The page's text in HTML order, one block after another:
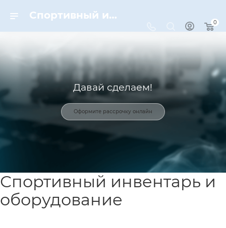
Спортивный инвентарь и оборудование для спорта в Москве | Dynamic-Sport
0
Давай сделаем!
Оформите рассрочку онлайн
Спортивный инвентарь и
оборудование